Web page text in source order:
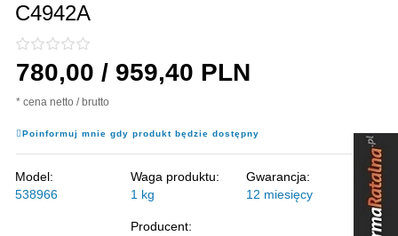
C4942A
780,00 / 959,40 PLN
* cena netto / brutto
Poinformuj mnie gdy produkt będzie dostępny
Model:
538966
Waga produktu:
1 kg
Gwarancja:
12 miesięcy
Producent: